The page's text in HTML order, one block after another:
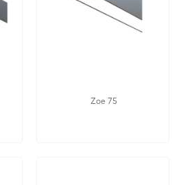
Zoe 75